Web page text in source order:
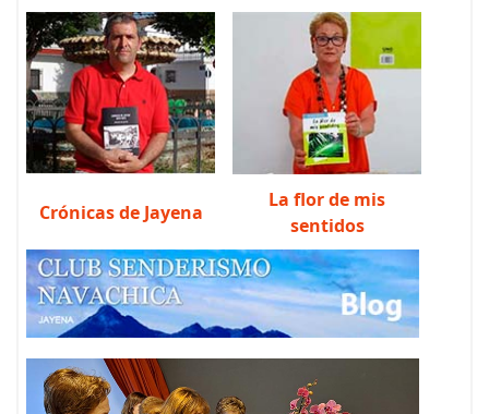
Crónicas de Jayena
La flor de mis
sentidos